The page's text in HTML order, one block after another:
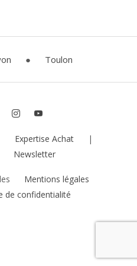
● Toulon
Expertise Achat
|
Newsletter
Mentions légales
de confidentialité